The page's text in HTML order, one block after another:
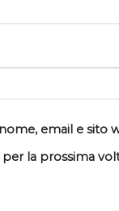
email e sito
la prossima